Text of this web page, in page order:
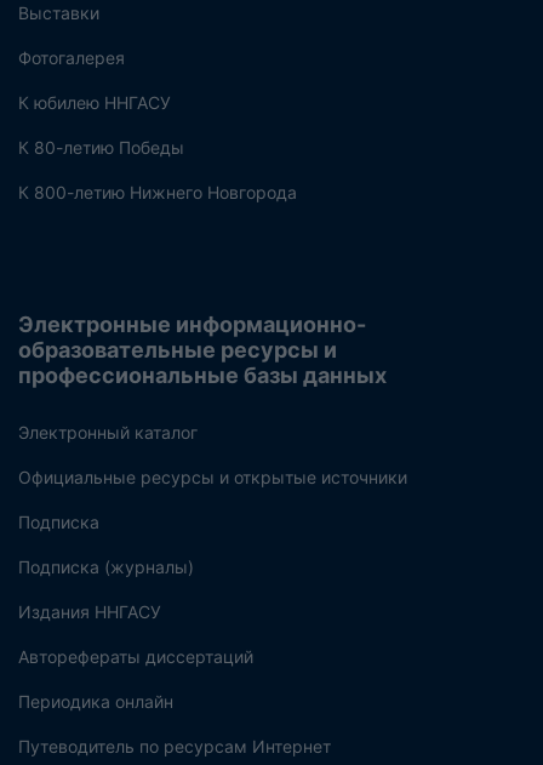
Выставки
Фотогалерея
К юбилею ННГАСУ
К 80-летию Победы
К 800-летию Нижнего Новгорода
Электронные информационно-
образовательные ресурсы и
профессиональные базы данных
Электронный каталог
Официальные ресурсы и открытые источники
Подписка
Подписка (журналы)
Издания ННГАСУ
Авторефераты диссертаций
Периодика онлайн
Путеводитель по ресурсам Интернет